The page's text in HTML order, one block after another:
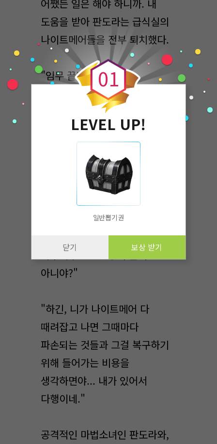
어쨌든 일은 해야 하니까. 내
도움을 받아 판도라는 급식실의
나이트메어들을 전부 퇴치했다.
"임무 끝!"
아직 급식을 덜 먹었었기 때문에,
나랑 지무카는 얼마 안 남은 밥과
반찬들을 마저 다 먹고
뒷정리까지 도왔다. 다행인 점은
내 능력 덕분에 그나마 정리하기
쉬웠단 점이다.
"난 다 때려부수고, 넌
복구해주고... 환상의 콤비
아니야?"
"하긴, 니가 나이트메어 다
때려잡고 나면 그때마다
파손되는 것들과 그걸 복구하기
위해 들어가는 비용을
생각하면야... 내가 있어서
다행이네."
공격적인 마법소녀인 판도라와,
0
0
1
LEVEL UP!
일반뽑기권
닫기 보상 받기